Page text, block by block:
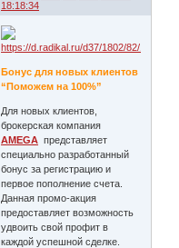
18:18:34
Бонус для новых клиентов
“Поможем на 100%”
Для новых клиентов,
брокерская компания
AMEGA представляет
специально разработанный
бонус за регистрацию и
первое пополнение счета.
Данная промо-акция
предоставляет возможность
удвоить свой профит в
каждой успешной сделке.